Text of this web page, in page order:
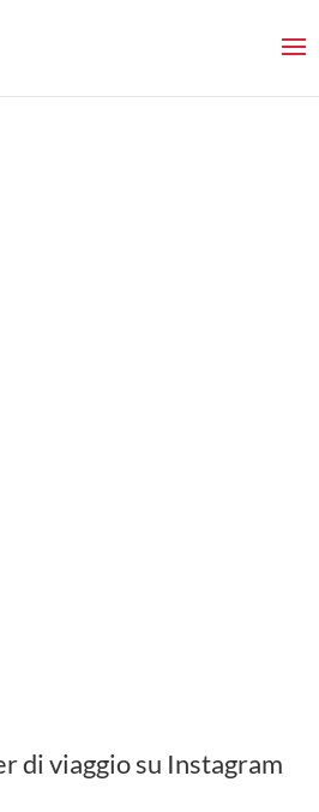
di viaggio su Instagram